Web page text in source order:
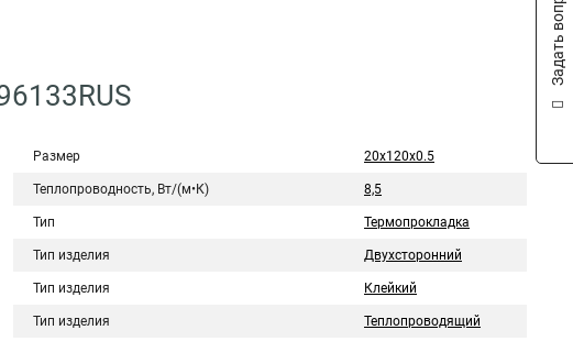
Размер 20x120x0.5
Теплопроводность, Вт/(м•К) 8,5
Тип Термопрокладка
Тип изделия Двухсторонний
Тип изделия Клейкий
Тип изделия Теплопроводящий
Задать вопрос